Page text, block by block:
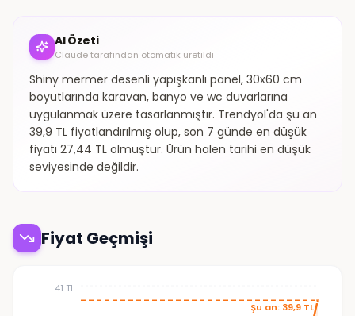
AI Özeti
Claude tarafından otomatik üretildi
Shiny mermer desenli yapışkanlı panel, 30x60 cm
boyutlarında karavan, banyo ve wc duvarlarına
uygulanmak üzere tasarlanmıştır. Trendyol'da şu an
39,9 TL fiyatlandırılmış olup, son 7 günde en düşük
fiyatı 27,44 TL olmuştur. Ürün halen tarihi en düşük
seviyesinde değildir.
Fiyat Geçmişi
41 TL
Şu an: 39,9 TL